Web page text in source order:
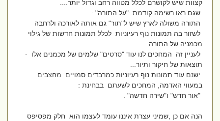
קצוות שיש לקושרם לכלל מטווה רחב וגדול יותר....
שגם ראו רשימה קודמת :"על התורה" :
התורה משולה לארץ שיש ל"תור" גם אותה לאורכה ולרחבה
לשזור בה תמונות נוף רעיוניות לכלל תמונות חדשות של גילוי
מכמניה של התורה .
לעניין זה המחכים לנו עוד "סרטים" שלמים של מכמנים אלו -
תוצאות של חיקור ותיור...
ישנם עוד תמונות נוף רעיוניות כמרבדים סמויים מחצבים
במעווי האדמה, המחכים לשעתם בבחינת :
"אור חדש" ו"שירה חדשה" .
הנה אם כן ,שמיני עצרת איננו עומד לעצמו הוא חלק מפסיפס